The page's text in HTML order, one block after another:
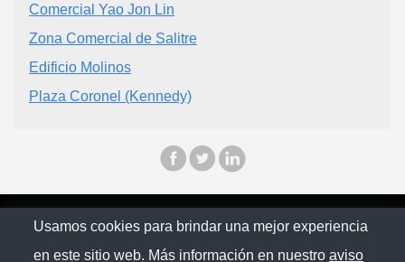
Comercial Yao Jon Lin
Zona Comercial de Salitre
Edificio Molinos
Plaza Coronel (Kennedy)
© Ecuapinoo 2025
Política de privacidad
Usamos cookies para brindar una mejor experiencia
en este sitio web. Más información en nuestro aviso